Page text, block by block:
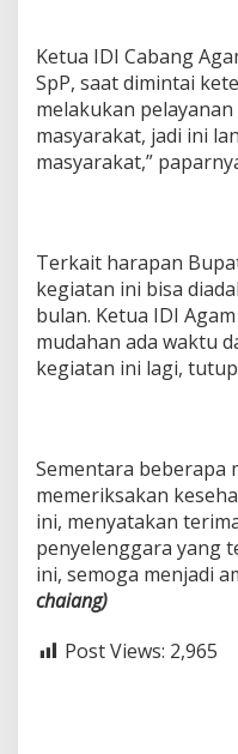
Ketua IDI Cabang
SpP, saat dimintai
melakukan
masyarakat, jadi ini
masyarakat,”
Terkait harapan
kegiatan ini bisa
bulan. Ketua IDI
mudahan ada waktu
kegiatan ini lagi,
Sementara beberapa
memeriksakan
ini, menyatakan
penyelenggara yang
ini, semoga menjadi
chaiang)
Post Views: 2,965